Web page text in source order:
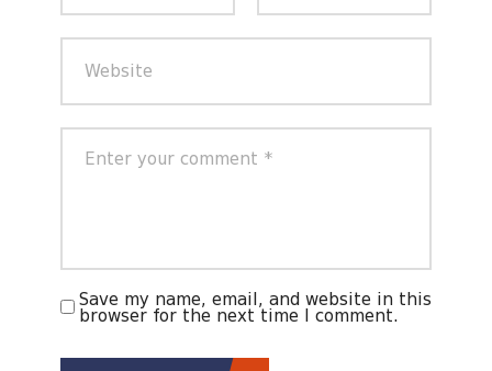
t
o
Save my name, email, and website in this
browser for the next time I comment.